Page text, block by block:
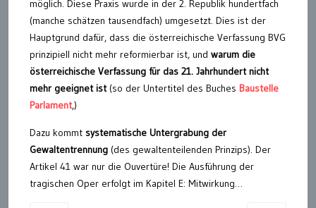
möglich. Diese Praxis wurde in der 2. Republik hundertfach
(manche schätzen tausendfach) umgesetzt. Dies ist der
Hauptgrund dafür, dass die österreichische Verfassung BVG
prinzipiell nicht mehr reformierbar ist, und warum die
österreichische Verfassung für das 21. Jahrhundert nicht
mehr geeignet ist (so der Untertitel des Buches Baustelle
Parlament,)
Dazu kommt systematische Untergrabung der
Gewaltentrennung (des gewaltenteilenden Prinzips). Der
Artikel 41 war nur die Ouvertüre! Die Ausführung der
tragischen Oper erfolgt im Kapitel E: Mitwirkung…